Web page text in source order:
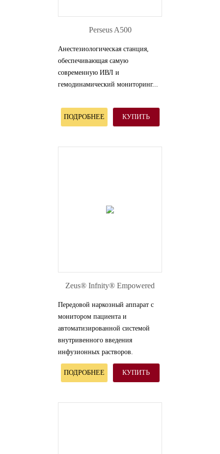
Perseus A500
Анестезиологическая станция,
обеспечивающая самую
современную ИВЛ и
гемодинамический мониторинг...
ПОДРОБНЕЕ КУПИТЬ
Zeus® Infnity® Empowered
Передовой наркозный аппарат с
монитором пациента и
автоматизированной системой
внутривенного введения
инфузионных растворов.
ПОДРОБНЕЕ КУПИТЬ